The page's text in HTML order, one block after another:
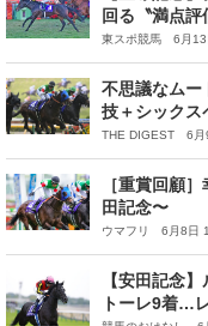
回る〝満点
東スポ競馬 6月13
不思議なム
技＋シックス
冠手繰り寄せ
THE DIGEST 6月
［重賞回顧
田記念〜
ウマフリ 6月8日
【安田記念
トーレ9着…